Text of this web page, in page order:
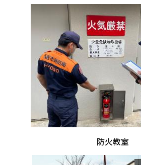
防火教室